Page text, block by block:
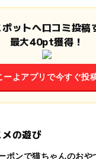
ットへ口コミ投稿
最大40pt獲得！
ーよアプリで今すぐ投
の遊び
ポンで猫ちゃんのお